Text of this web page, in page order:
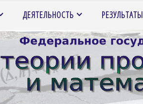
ДЕЯТЕЛЬНОСТЬ РЕЗУЛЬТАТЫ